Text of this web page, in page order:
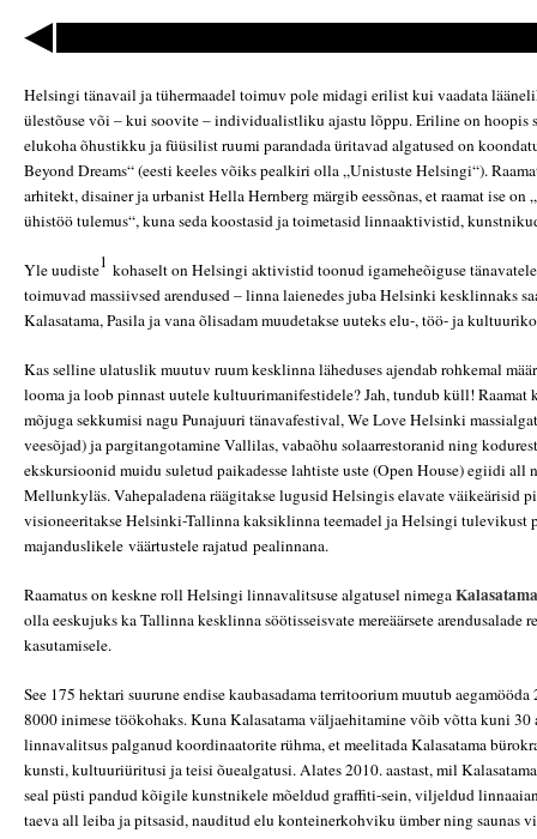
Helsingi tänavail ja tühermaadel toimuv pole midagi erilist kui vaadata
ülestõuse või – kui soovite – individualistliku ajastu lõppu. Eriline on hoopis
elukoha õhustikku ja füüsilist ruumi parandada üritavad algatused on
Beyond Dreams“ (eesti keeles võiks pealkiri olla „Unistuste Helsingi“).
arhitekt, disainer ja urbanist Hella Hernberg märgib eessõnas, et raamat ise
ühistöö tulemus“, kuna seda koostasid ja toimetasid linnaaktivistid,
Yle uudiste1 kohaselt on Helsingi aktivistid toonud igameheõiguse
toimuvad massiivsed arendused – linna laienedes juba Helsinki kesklinnaks
Kalasatama, Pasila ja vana õlisadam muudetakse uuteks elu-, töö- ja
Kas selline ulatuslik muutuv ruum kesklinna läheduses ajendab rohkemal
looma ja loob pinnast uutele kultuurimanifestidele? Jah, tundub küll! Raamat
mõjuga sekkumisi nagu Punajuuri tänavafestival, We Love Helsinki
veesõjad) ja pargitangotamine Vallilas, vabaõhu solaarrestoranid ning
ekskursioonid muidu suletud paikadesse lahtiste uste (Open House) egiidi all
Mellunkyläs. Vahepaladena räägitakse lugusid Helsingis elavate väikeärisid
visioneeritakse Helsinki-Tallinna kaksiklinna teemadel ja Helsingi tulevikust
majanduslikele väärtustele rajatud pealinnana.
Raamatus on keskne roll Helsingi linnavalitsuse algatusel nimega
olla eeskujuks ka Tallinna kesklinna söötisseisvate mereäärsete arendusalade
kasutamisele.
See 175 hektari suurune endise kaubasadama territoorium muutub
8000 inimese töökohaks. Kuna Kalasatama väljaehitamine võib võtta kuni 30
linnavalitsus palganud koordinaatorite rühma, et meelitada Kalasatama
kunsti, kultuuriüritusi ja teisi õuealgatusi. Alates 2010. aastast, mil
seal püsti pandud kõigile kunstnikele mõeldud graffiti-sein, viljeldud
taeva all leiba ja pitsasid, nauditud elu konteinerkohviku ümber ning saunas